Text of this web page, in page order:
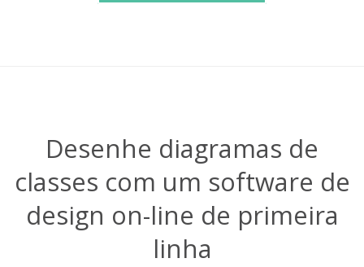
Desenhe diagramas de
classes com um software de
design on-line de primeira
linha